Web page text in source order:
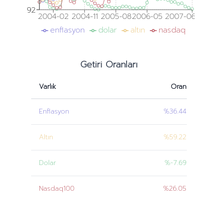
2004-02 2004-11 2005-082006-05 2007-06
92
92
enflasyon dolar altın nasdaq
Getiri Oranları
Varlık Oran
Enflasyon %36.44
Altın %59.22
Dolar %-7.69
Nasdaq100 %26.05